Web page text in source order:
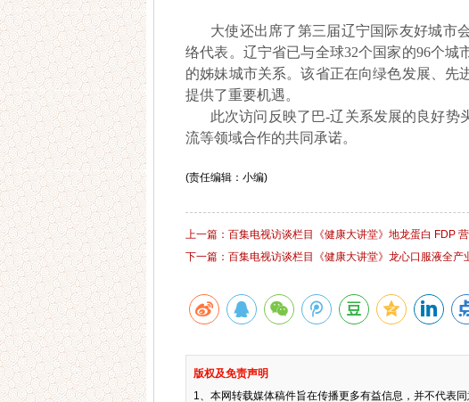
大使还出席了第三届辽宁国际友好城市
络代表。辽宁省已与全球32个国家的96个
的姊妹城市关系。该省正在向绿色发展、先
提供了重要机遇。
此次访问反映了巴-辽关系发展的良好势
流等领域合作的共同承诺。
(责任编辑：小编)
上一篇：百集电视访谈栏目《健康大讲堂》地龙蛋白 FDP
下一篇：百集电视访谈栏目《健康大讲堂》龙心口服液全产
版权及免责声明
1、本网转载媒体稿件旨在传播更多有益信息，并不代表